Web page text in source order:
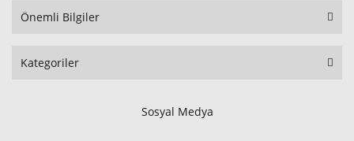
Önemli Bilgiler
Kategoriler
Sosyal Medya